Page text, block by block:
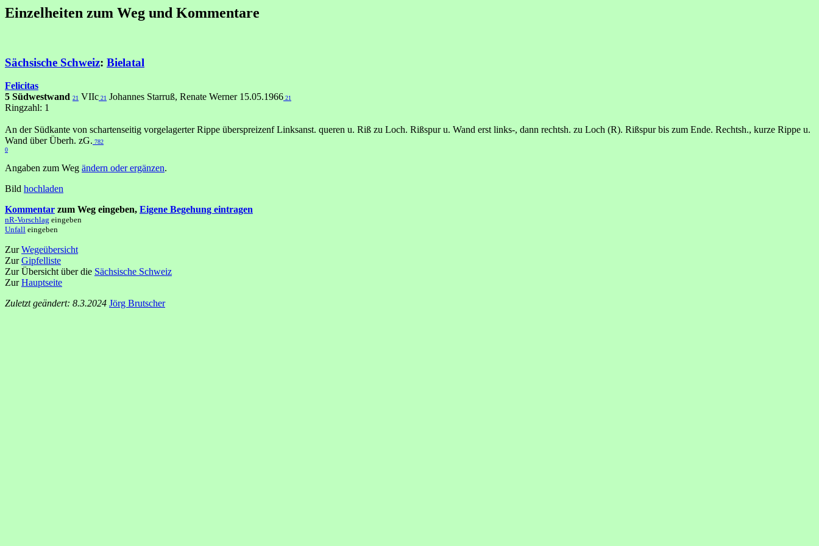
Einzelheiten zum Weg und Kommentare
Sächsische Schweiz: Bielatal
Felicitas
5 Südwestwand 21 VIIc 21 Johannes Starruß, Renate Werner 15.05.1966 21
Ringzahl: 1
An der Südkante von schartenseitig vorgelagerter Rippe überspreizenf Linksanst. queren u. Riß zu Loch. Rißspur u. Wand erst links-, dann rechtsh. zu Loch (R). Rißspur bis zum Ende. Rechtsh., kurze Rippe u.
Wand über Überh. zG. 782
0
Angaben zum Weg ändern oder ergänzen.
Bild hochladen
Kommentar zum Weg eingeben, Eigene Begehung eintragen
nR-Vorschlag eingeben
Unfall eingeben
ZurWegeübersicht
ZurGipfelliste
Zur Übersicht über die Sächsische Schweiz
ZurHauptseite
Zuletzt geändert: 8.3.2024 Jörg Brutscher